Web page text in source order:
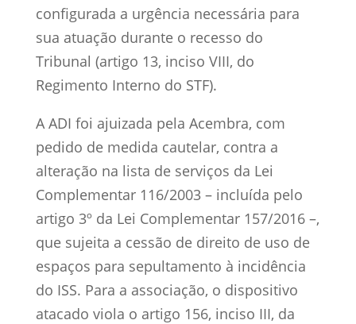
configurada a urgência necessária para
sua atuação durante o recesso do
Tribunal (artigo 13, inciso VIII, do
Regimento Interno do STF).
A ADI foi ajuizada pela Acembra, com
pedido de medida cautelar, contra a
alteração na lista de serviços da Lei
Complementar 116/2003 – incluída pelo
artigo 3º da Lei Complementar 157/2016 –,
que sujeita a cessão de direito de uso de
espaços para sepultamento à incidência
do ISS. Para a associação, o dispositivo
atacado viola o artigo 156, inciso III, da